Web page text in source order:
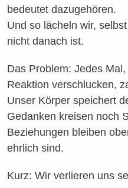
bedeutet dazugehören.
Und so lächeln wir,
nicht danach ist.
Das Problem: Jedes
Reaktion verschlucken,
Unser Körper speichert
Gedanken kreisen noch
Beziehungen bleiben
ehrlich sind.
Kurz: Wir verlieren uns